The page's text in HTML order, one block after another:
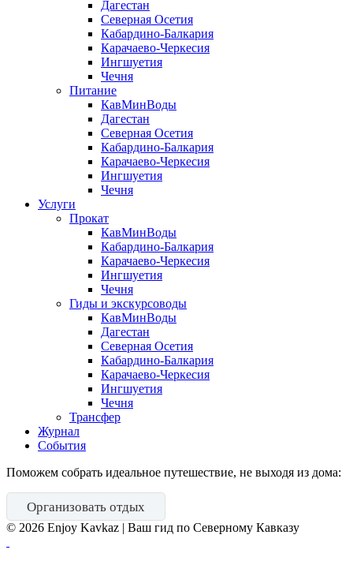
Дагестан
Северная Осетия
Кабардино-Балкария
Карачаево-Черкесия
Ингшуетия
Чечня
Питание
КавМинВоды
Дагестан
Северная Осетия
Кабардино-Балкария
Карачаево-Черкесия
Ингшуетия
Чечня
Услуги
Прокат
КавМинВоды
Кабардино-Балкария
Карачаево-Черкесия
Ингшуетия
Чечня
Гиды и экскурсоводы
КавМинВоды
Дагестан
Северная Осетия
Кабардино-Балкария
Карачаево-Черкесия
Ингшуетия
Чечня
Трансфер
Журнал
События
Поможем собрать идеальное путешествие, не выходя из дома:
Организовать отдых
© 2026 Enjoy Kavkaz | Ваш гид по Северному Кавказу